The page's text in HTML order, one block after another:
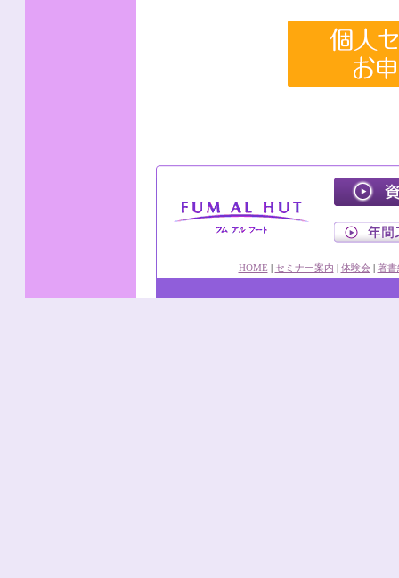
HOME セミナー案内 体験会| 著書